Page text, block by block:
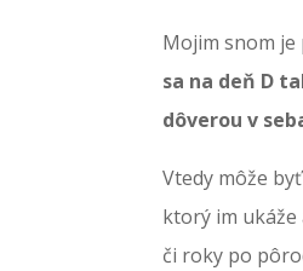
Mojim snom je
sa na deň D
dôverou v
Vtedy môže
ktorý im ukáže
či roky po